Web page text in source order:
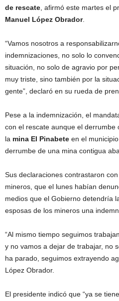
de rescate , afirmó este martes el
Manuel López Obrador.
“Vamos nosotros a
indemnizaciones, no solo lo
situación, no solo de agravio por
muy triste, sino también por la
gente”, declaró en su rueda de
Pese a la indemnización, el
con el rescate aunque el derrumbe
la mina El Pinabete en el
derrumbe de una mina contigua
Sus declaraciones contrastaron
mineros, que el lunes habían
medios que el Gobierno detendría
esposas de los mineros una
“Al mismo tiempo seguimos
y no vamos a dejar de trabajar, no
ha parado, seguimos extrayendo
López Obrador.
El presidente indicó que “ya se